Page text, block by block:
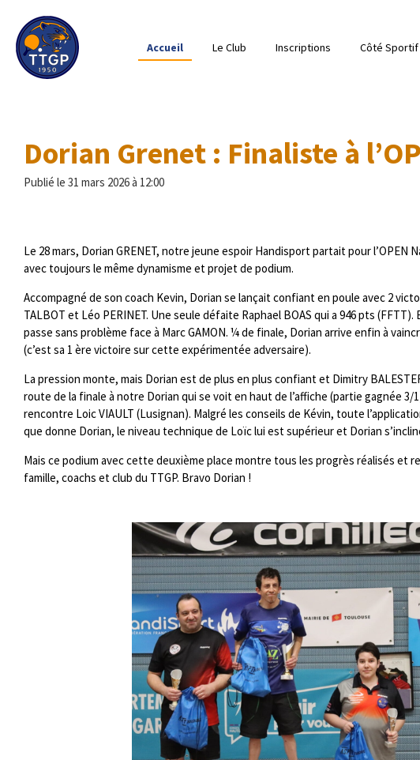
Passer
au
contenu
principal
Accueil Le Club Inscriptions Côté Sportif
Dorian Grenet : Finaliste à
Publié le 31 mars 2026 à 12:00
Le 28 mars, Dorian GRENET, notre jeune espoir Handisport partait pour l’OPEN
avec toujours le même dynamisme et projet de podium.
Accompagné de son coach Kevin, Dorian se lançait confiant en poule avec 2
TALBOT et Léo PERINET. Une seule défaite Raphael BOAS qui a 946 pts (FFTT).
passe sans problème face à Marc GAMON. ¼ de finale, Dorian arrive enfin à
(c’est sa 1 ère victoire sur cette expérimentée adversaire).
La pression monte, mais Dorian est de plus en plus confiant et Dimitry
route de la finale à notre Dorian qui se voit en haut de l’affiche (partie gagnée 3/
rencontre Loic VIAULT (Lusignan). Malgré les conseils de Kévin, toute
que donne Dorian, le niveau technique de Loïc lui est supérieur et Dorian
Mais ce podium avec cette deuxième place montre tous les progrès réalisés et
famille, coachs et club du TTGP. Bravo Dorian !